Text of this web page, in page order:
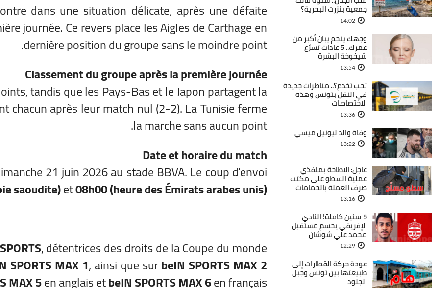
dans une situation délicate, après une défaite
journée. Ce revers place les Aigles de Carthage en
dernière position du groupe sans le moindre point.
Classement du groupe après la première journée
tandis que les Pays-Bas et le Japon partagent la
chacun après leur match nul (2-2). La Tunisie ferme
la marche sans aucun point.
Date et horaire du match
21 juin 2026 au stade BBVA. Le coup d’envoi
saoudite)et08h00 (heure des Émirats arabes unis)
, détentrices des droits de la Coupe du monde
SPORTS MAX 1, ainsi que surbeIN SPORTS MAX 2
MAX 5en anglais etbeIN SPORTS MAX 6en français.
جمعية بنزرت البحرية؟
14:02
وجهك ينجم يبان أكبر من
عمرك.. 5 عادات تسرّع
شيخوخة البشرة
13:54
تحب تخدم؟.. مناظرات جديدة
في النقل بتونس وهذه
الاختصاصات
13:36
وفاة والد ليونيل ميسي
13:22
عاجل: الاطاحة بمنفذي
عملية السطو على مكتب
صرف العملة بالحمامات
13:16
5 سنين كاملة! النادي
الإفريقي يحسم مستقبل
محمد علي شوشان
12:29
عودة حركة القطارات إلى
طبيعتها بين تونس وجبل
الجلود